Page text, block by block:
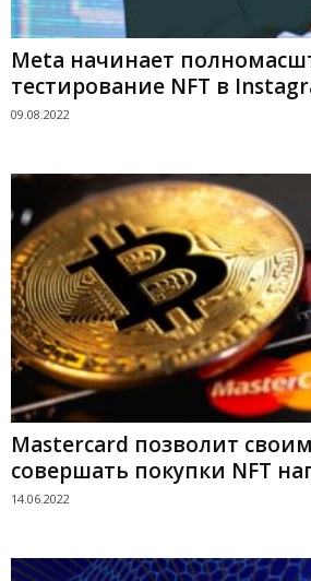
Meta начинает
тестирование NFT в
09.08.2022
Mastercard позволит
совершать покупки NFT
14.06.2022